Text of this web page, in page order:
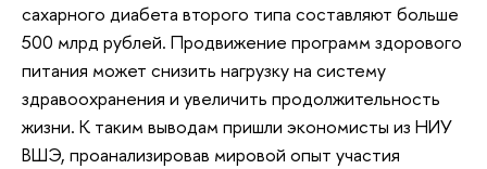
сахарного диабета второго типа составляют больше
500 млрд рублей. Продвижение программ здорового
питания может снизить нагрузку на систему
здравоохранения и увеличить продолжительность
жизни. К таким выводам пришли экономисты из НИУ
ВШЭ, проанализировав мировой опыт участия